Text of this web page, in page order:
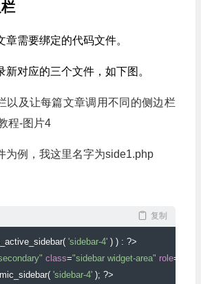
章需要绑定的代码文件。
新对应的三个文件，如下图。
为例，我这里名字为side1.php
复制
( 'sidebar-4' ) ) : ?>
class="sidebar widget-area" role=
( 'sidebar-4' ); ?>